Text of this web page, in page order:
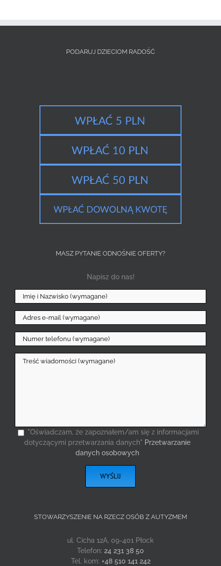
PODARUJ DZIECIOM RADOŚĆ
MASZ PYTANIE ODNOŚNIE OFERTY?
Napisz do nas!
"Oświadczam, że zapoznałem/am się z informacjami
dotyczącymi przetwarzania danych" Przetwarzanie
danych osobowych
STOWARZYSZENIE NA RZECZ OSÓB Z AUTYZMEM
ul. Cicha 12A, 09-401 Płock
Telefon: 24 231 38 50
Tel. kom: +48 510 141 242